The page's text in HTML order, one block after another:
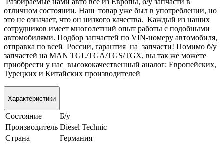
отличном состоянии. Наш товар уже был в употреблении, но
это не означает, что он низкого качества. Каждый из наших
сотрудников имеет многолетний опыт работы с подобными
автомобилями. Подбор запчастей по VIN-номеру автомобиля,
отправка по всей России, гарантия на запчасти! Помимо б/у
запчастей на MAN TGL/TGA/TGS/TGX, вы так же можете
приобрести у нас высококачественный аналог: Европейских,
Турецких и Китайских производителей
Характеристики
Состояние
Б/у
Производитель Diesel Technic
Страна
Германия